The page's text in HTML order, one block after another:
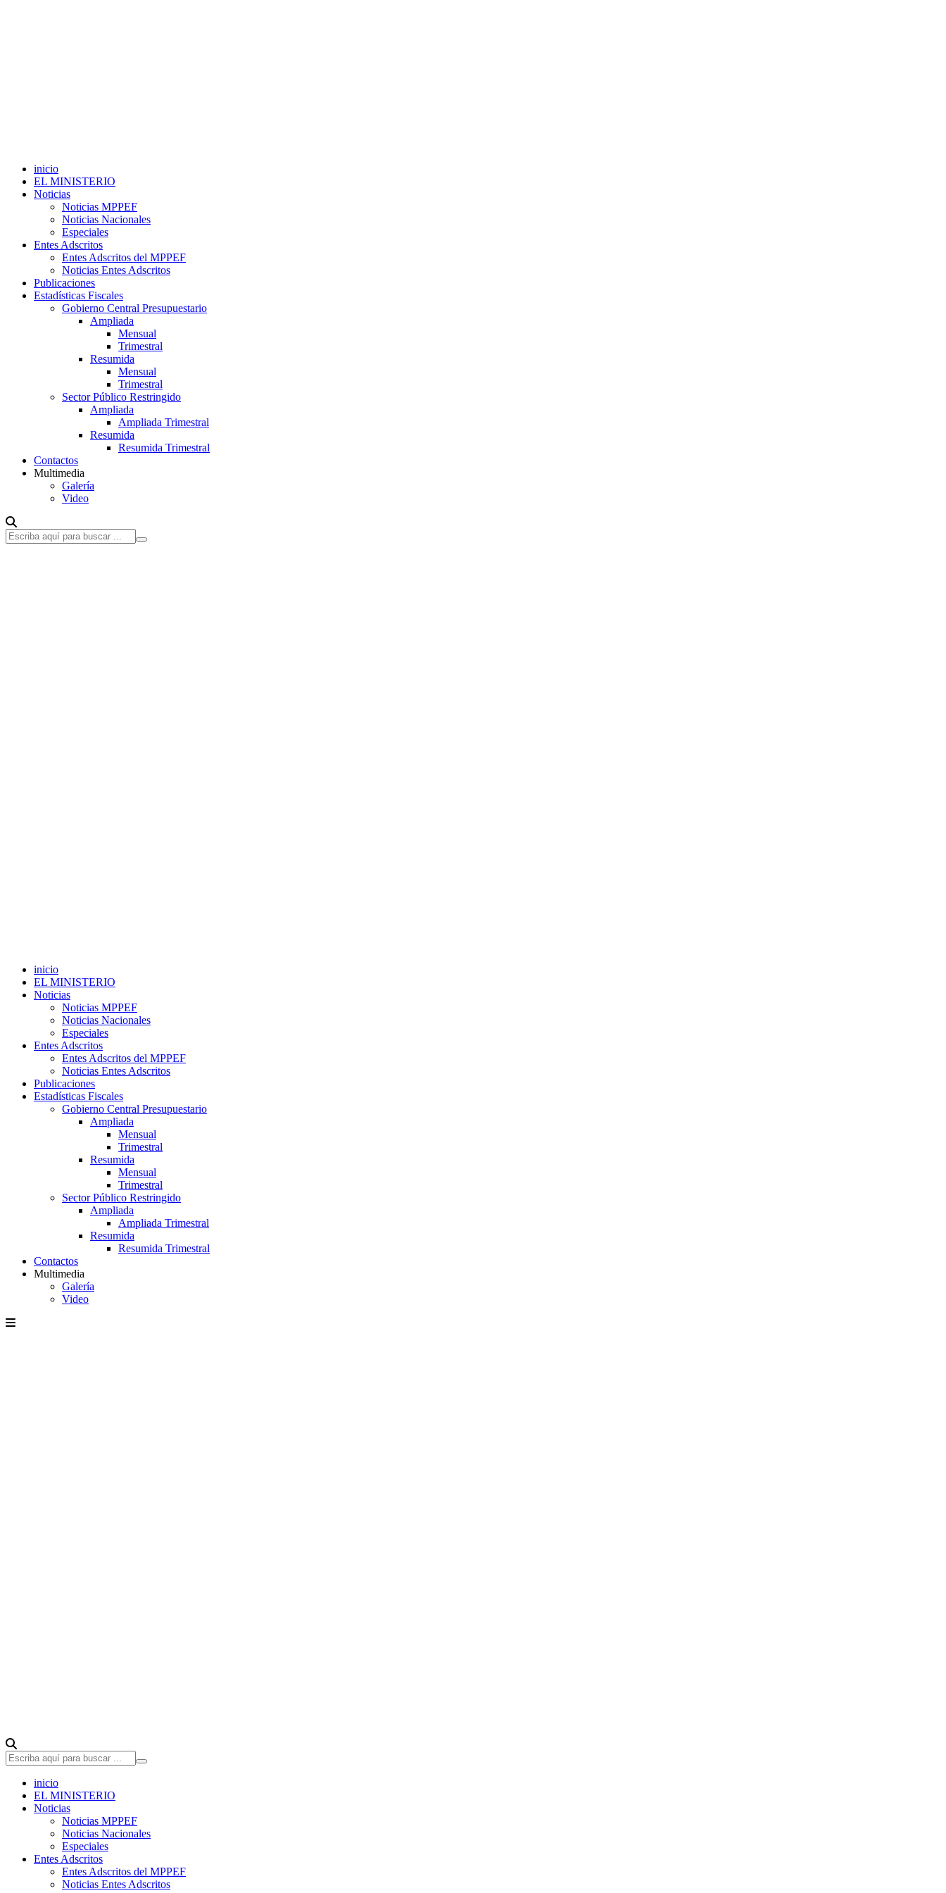
inicio
EL MINISTERIO
Noticias
Noticias MPPEF
Noticias Nacionales
Especiales
Entes Adscritos
Entes Adscritos del MPPEF
Noticias Entes Adscritos
Publicaciones
Estadísticas Fiscales
Gobierno Central Presupuestario
Ampliada
Mensual
Trimestral
Resumida
Mensual
Trimestral
Sector Público Restringido
Ampliada
Ampliada Trimestral
Resumida
Resumida Trimestral
Contactos
Multimedia
Galería
Video
inicio
EL MINISTERIO
Noticias
Noticias MPPEF
Noticias Nacionales
Especiales
Entes Adscritos
Entes Adscritos del MPPEF
Noticias Entes Adscritos
Publicaciones
Estadísticas Fiscales
Gobierno Central Presupuestario
Ampliada
Mensual
Trimestral
Resumida
Mensual
Trimestral
Sector Público Restringido
Ampliada
Ampliada Trimestral
Resumida
Resumida Trimestral
Contactos
Multimedia
Galería
Video
inicio
EL MINISTERIO
Noticias
Noticias MPPEF
Noticias Nacionales
Especiales
Entes Adscritos
Entes Adscritos del MPPEF
Noticias Entes Adscritos